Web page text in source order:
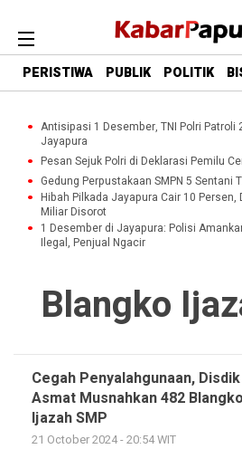
PERISTIWA PUBLIK POLITIK
Antisipasi 1 Desember, TNI Polri Patroli
Jayapura
Pesan Sejuk Polri di Deklarasi Pemilu
Gedung Perpustakaan SMPN 5 Sentani
Hibah Pilkada Jayapura Cair 10 Persen,
Miliar Disorot
1 Desember di Jayapura: Polisi
Ilegal, Penjual Ngacir
Blangko
Cegah Penyalahgunaan, Disdik
Asmat Musnahkan 482 Blangko
Ijazah SMP
21 October 2024 - 20:54 WIT